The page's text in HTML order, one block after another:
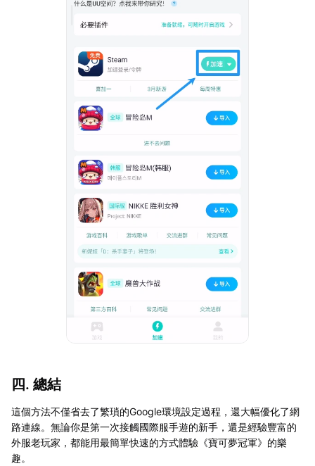
四. 總結
這個方法不僅省去了繁瑣的Google環境設定過程，還大幅優化了網
路連線。無論你是第一次接觸國際服手遊的新手，還是經驗豐富的
外服老玩家，都能用最簡單快速的方式體驗《寶可夢冠軍》的樂
趣。